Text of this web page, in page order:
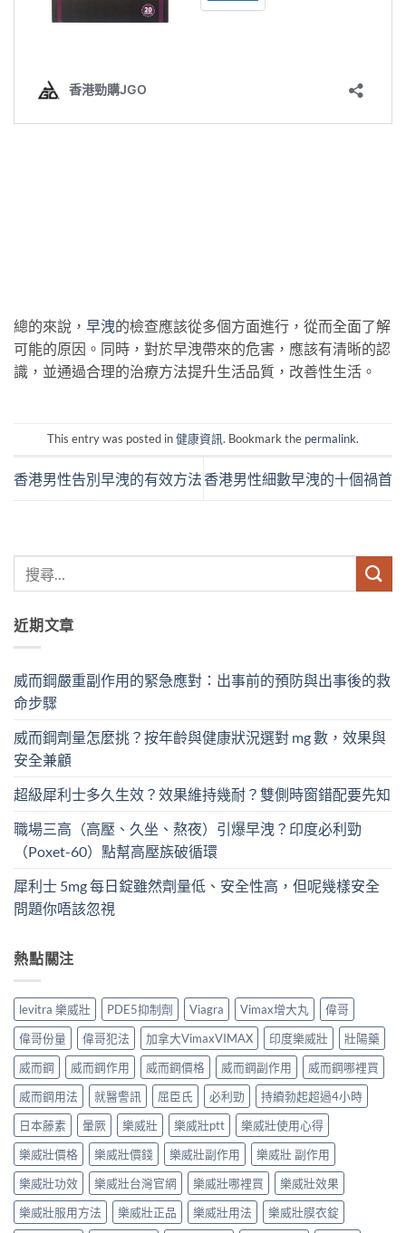
總的來說， 早洩的檢查應該從多個方面進行，從而全面了解
可能的原因。同時，對於早洩帶來的危害，應該有清晰的認
識，並通過合理的治療方法提升生活品質，改善性生活。
This entry was posted in健康資訊. Bookmark the permalink.
香港男性告別早洩的有效方法香港男性細數早洩的十個禍首
近期文章
威而鋼嚴重副作用的緊急應對：出事前的預防與出事後的救
命步驟
威而鋼劑量怎麼挑？按年齡與健康狀況選對 mg 數，效果與
安全兼顧
超級犀利士多久生效？效果維持幾耐？雙側時窗錯配要先知
職場三高（高壓、久坐、熬夜）引爆早洩？印度必利勁
（Poxet-60）點幫高壓族破循環
犀利士 5mg 每日錠雖然劑量低、安全性高，但呢幾樣安全
問題你唔該忽視
熱點關注
levitra 樂威壯 PDE5抑制劑 Viagra Vimax增大丸
偉哥
偉哥份量
偉哥犯法 加拿大VimaxVIMAX 印度樂威壯
壯陽藥
威而鋼
威而鋼作用 威而鋼價格 威而鋼副作用
威而鋼哪裡買
威而鋼用法
就醫警訊 屈臣氏 必利勁
持續勃起超過4小時
日本藤素
暈厥 樂威壯 樂威壯ptt
樂威壯使用心得
樂威壯價格
樂威壯價錢 樂威壯副作用
樂威壯 副作用
樂威壯功效
樂威壯台灣官網 樂威壯哪裡買
樂威壯效果
樂威壯服用方法
樂威壯正品 樂威壯用法 樂威壯膜衣錠